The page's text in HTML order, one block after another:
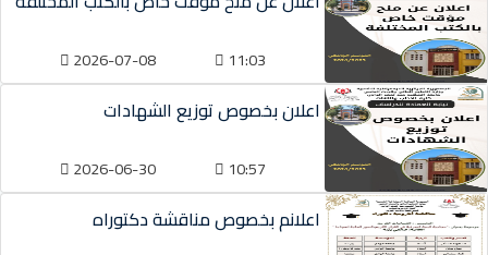
11:03
2026-07-08
اعلان بخصوص توزيع الشهادات
10:57
2026-06-30
اعلانم بخصوص مناقشة دكتوراه